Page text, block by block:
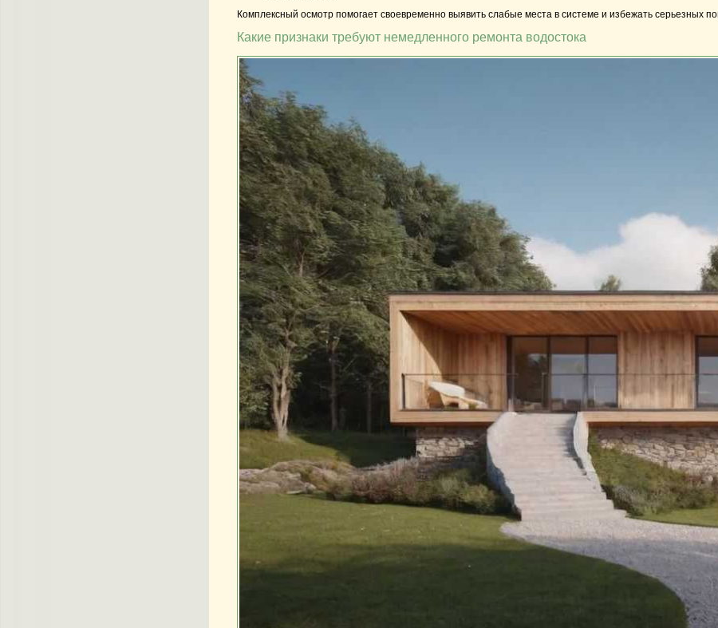
Комплексный осмотр помогает своевременно выявить слабые места в системе и избежать серьезных
Какие признаки требуют немедленного ремонта водостока